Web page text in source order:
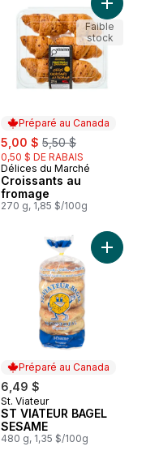
à pizza au panier
Préparé au Canada
sale:
5,00 $ , formerly:
5,50 $
0,50 $ DE RABAIS
Préparé au Canada
Délices du Marché
Croissants au
fromage
270 g, 1,85 $/100g
Ajouter
Faible
stock
au panier
Préparé au Canada
6,49 $
Préparé au Canada
St. Viateur
ST VIATEUR BAGEL
SESAME
480 g, 1,35 $/100g
Ajouter